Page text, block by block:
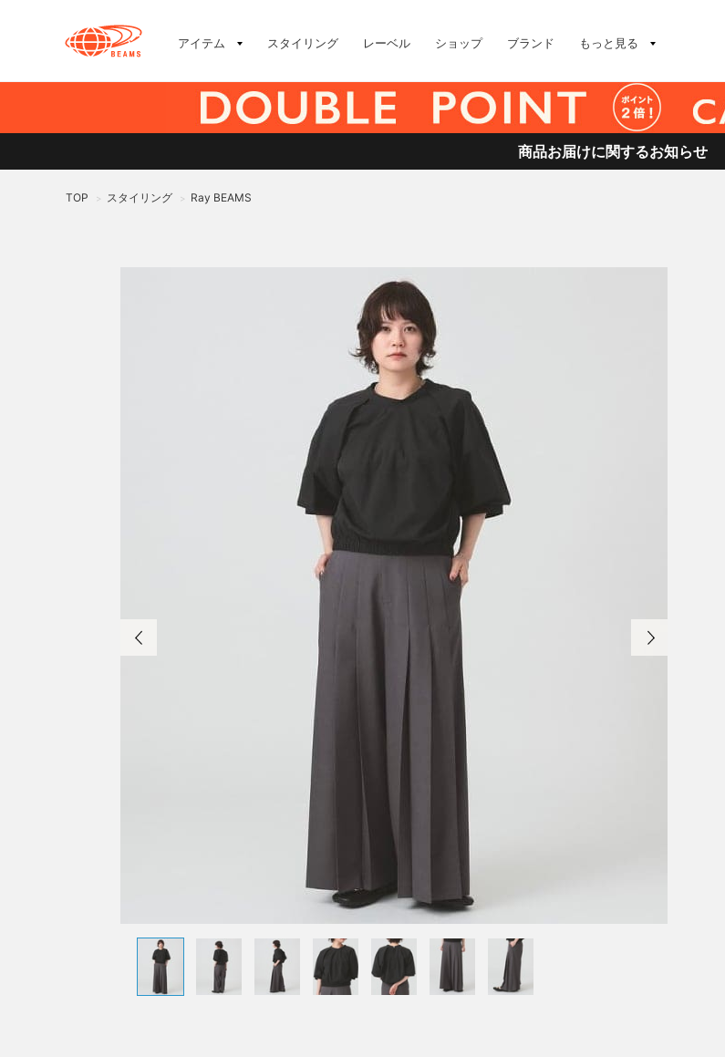
アイテム スタイリング レーベル ショップ ブランド もっと見る
商品お届けに関するお知らせ
TOP > スタイリング > Ray BEAMS